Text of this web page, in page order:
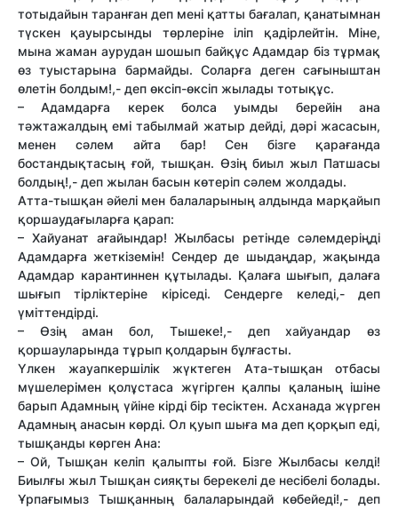
тотыдайын таранған деп мені қатты бағалап, қанатымнан
түскен қауырсынды төрлеріне іліп қадірлейтін. Міне,
мына жаман аурудан шошып байқұс Адамдар біз тұрмақ
өз туыстарына бармайды. Соларға деген сағыныштан
өлетін болдым!,- деп өксіп-өксіп жылады тотықұс.
– Адамдарға керек болса уымды берейін ана
тәжтажалдың емі табылмай жатыр дейді, дәрі жасасын,
менен сәлем айта бар! Сен бізге қарағанда
бостандықтасың ғой, тышқан. Өзің биыл жыл Патшасы
болдың!,- деп жылан басын көтеріп сәлем жолдады.
Атта-тышқан әйелі мен балаларының алдында марқайып
қоршаудағыларға қарап:
– Хайуанат ағайындар! Жылбасы ретінде сәлемдеріңді
Адамдарға жеткіземін! Сендер де шыдаңдар, жақында
Адамдар карантиннен құтылады. Қалаға шығып, далаға
шығып тірліктеріне кіріседі. Сендерге келеді,- деп
үміттендірді.
– Өзің аман бол, Тышеке!,- деп хайуандар өз
қоршауларында тұрып қолдарын бұлғасты.
Үлкен жауапкершілік жүктеген Ата-тышқан отбасы
мүшелерімен қолұстаса жүгірген қалпы қаланың ішіне
барып Адамның үйіне кірді бір тесіктен. Асханада жүрген
Адамның анасын көрді. Ол қуып шыға ма деп қорқып еді,
тышқанды көрген Ана:
– Ой, Тышқан келіп қалыпты ғой. Бізге Жылбасы келді!
Биылғы жыл Тышқан сияқты берекелі де несібелі болады.
Ұрпағымыз Тышқанның балаларындай көбейеді!,- деп